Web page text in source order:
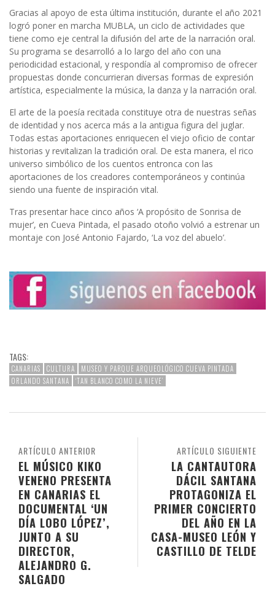
Gracias al apoyo de esta última institución, durante el año 2021
logró poner en marcha MUBLA, un ciclo de actividades que
tiene como eje central la difusión del arte de la narración oral.
Su programa se desarrolló a lo largo del año con una
periodicidad estacional, y respondía al compromiso de ofrecer
propuestas donde concurrieran diversas formas de expresión
artística, especialmente la música, la danza y la narración oral.
El arte de la poesía recitada constituye otra de nuestras señas
de identidad y nos acerca más a la antigua figura del juglar.
Todas estas aportaciones enriquecen el viejo oficio de contar
historias y revitalizan la tradición oral. De esta manera, el rico
universo simbólico de los cuentos entronca con las
aportaciones de los creadores contemporáneos y continúa
siendo una fuente de inspiración vital.
Tras presentar hace cinco años ‘A propósito de Sonrisa de
mujer’, en Cueva Pintada, el pasado otoño volvió a estrenar un
montaje con José Antonio Fajardo, ‘La voz del abuelo’.
TAGS:
CANARIAS CULTURA
MUSEO Y PARQUE ARQUEOLÓGICO CUEVA PINTADA
ORLANDO SANTANA
‘TAN BLANCO COMO LA NIEVE’
ARTÍCULO SIGUIENTE
LA CANTAUTORA
DÁCIL SANTANA
PROTAGONIZA EL
PRIMER CONCIERTO
DEL AÑO EN LA
CASA-MUSEO LEÓN Y
CASTILLO DE TELDE
ARTÍCULO ANTERIOR
EL MÚSICO KIKO
VENENO PRESENTA
EN CANARIAS EL
DOCUMENTAL ‘UN
DÍA LOBO LÓPEZ’,
JUNTO A SU
DIRECTOR,
ALEJANDRO G.
SALGADO